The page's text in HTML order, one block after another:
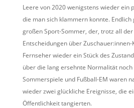
Leere von 2020 wenigstens wieder ein
die man sich klammern konnte.
großen Sport-Sommer, der, trotz all
Entscheidungen über
Fernseher wieder ein Stück des
über die lang ersehnte Normalität
Sommerspiele und Fußball-EM waren
wieder zwei glückliche Ereignisse, die
Öffentlichkeit tangierten.